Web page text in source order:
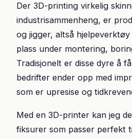
Der 3D-printing virkelig
industrisammenheng, er
og jigger, altså
plass under montering,
Tradisjonelt er disse dyre å
bedrifter ender opp med
som er upresise og
Med en 3D-printer kan jeg
fiksurer som passer perfekt